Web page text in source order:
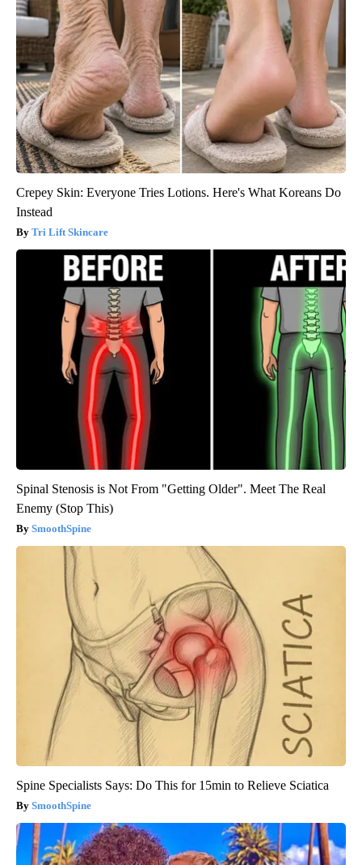
Crepey Skin: Everyone Tries Lotions. Here's What Koreans Do
Instead
Tri Lift Skincare
Spinal Stenosis is Not From "Getting Older". Meet The Real
Enemy (Stop This)
SmoothSpine
Spine Specialists Says: Do This for 15min to Relieve Sciatica
SmoothSpine